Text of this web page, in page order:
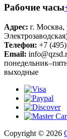
Рабочие часы
Адрес: г. Москва,
Телефон: +7
Email:
выходные
Copyright © 2026